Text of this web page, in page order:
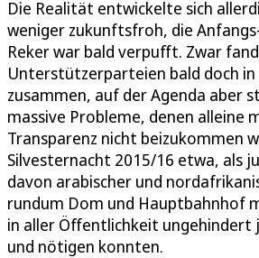
Die Realität entwickelte sich
weniger zukunftsfroh, die
Reker war bald verpufft. Zwar
Unterstützerparteien bald doch in
zusammen, auf der Agenda aber
massive Probleme, denen alleine
Transparenz nicht beizukommen
Silvesternacht 2015/16 etwa, als
davon arabischer und
rundum Dom und Hauptbahnhof
in aller Öffentlichkeit ungehindert
und nötigen konnten.